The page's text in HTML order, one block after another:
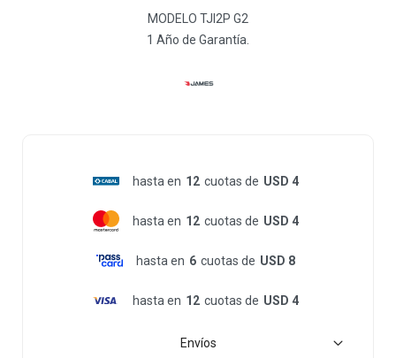
MODELO TJI2P G2
1 Año de Garantía.
hasta en 12 cuotas de USD 4
hasta en 12 cuotas de USD 4
hasta en 6 cuotas de USD 8
hasta en 12 cuotas de USD 4
Envíos